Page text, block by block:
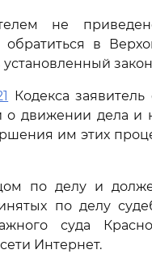
не
обратиться в
Кодекса
движении дела и
им этих
по делу и
по делу
суда
Интернет.